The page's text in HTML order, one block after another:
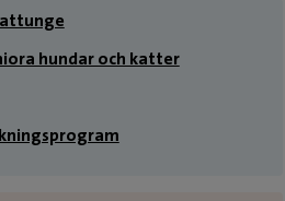
hundar och katter